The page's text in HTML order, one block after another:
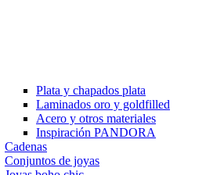
Plata y chapados plata
Laminados oro y goldfilled
Acero y otros materiales
Inspiración PANDORA
Cadenas
Conjuntos de joyas